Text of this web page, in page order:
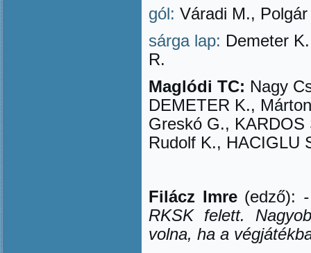
gól: Váradi M.,
sárga lap: Demeter
R.
Maglódi TC: Nagy
DEMETER K.,
Greskó G.,
Rudolf K., HACIGLU
Filácz Imre(edző):
RKSK felett.
volna, ha a